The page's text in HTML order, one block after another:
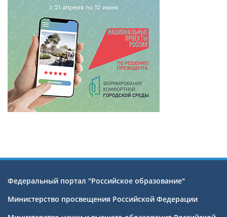
Федеральный портал "Российское образование"
Министерство просвещения Российской Федерации